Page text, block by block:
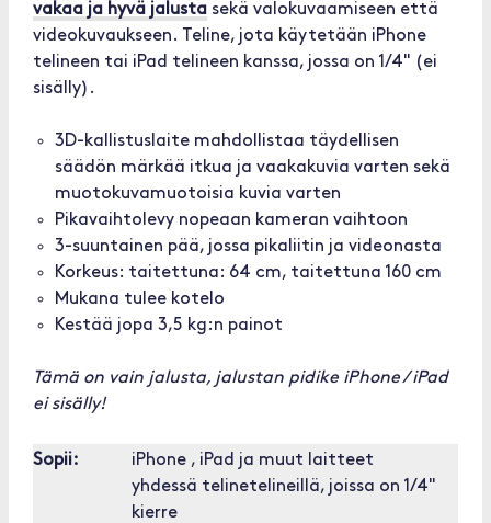
vakaa ja hyvä jalusta sekä valokuvaamiseen että
videokuvaukseen. Teline, jota käytetään iPhone
telineen tai iPad telineen kanssa, jossa on 1/4" (ei
sisälly).
3D-kallistuslaite mahdollistaa täydellisen
säädön märkää itkua ja vaakakuvia varten sekä
muotokuvamuotoisia kuvia varten
Pikavaihtolevy nopeaan kameran vaihtoon
3-suuntainen pää, jossa pikaliitin ja videonasta
Korkeus: taitettuna: 64 cm, taitettuna 160 cm
Mukana tulee kotelo
Kestää jopa 3,5 kg:n painot
Tämä on vain jalusta, jalustan pidike iPhone / iPad
ei sisälly!
Sopii:
iPhone , iPad ja muut laitteet
yhdessä telinetelineillä, joissa on 1/4"
kierre